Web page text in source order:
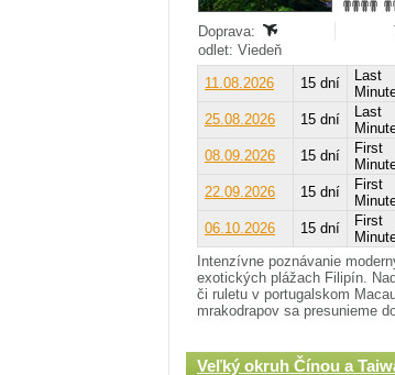
Doprava:
odlet: Viedeň
11.08.2026
15 dní
Last
25.08.2026 15 dní
Last
08.09.2026 15 dní
First
22.09.2026 15 dní
First
06.10.2026 15 dní
First
Intenzívne poznávanie
exotických plážach Filipín.
či ruletu v portugalskom
mrakodrapov sa presunieme
Veľký okruh Čínou a